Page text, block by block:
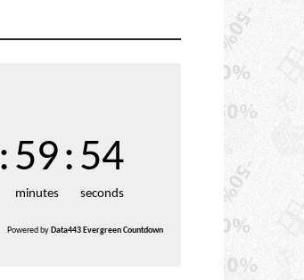
:59
minutes
:53
seconds
Powered by Data443 Evergreen Countdown